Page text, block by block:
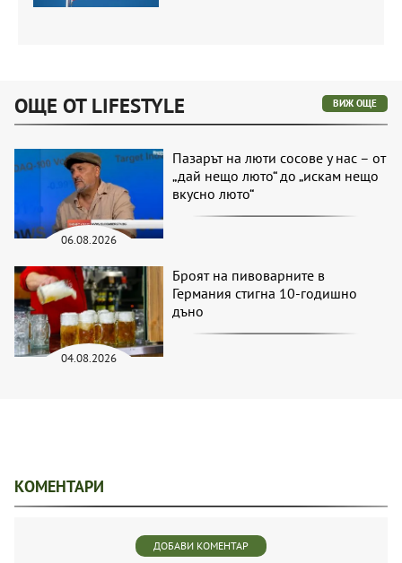
ОЩЕ ОТ LIFESTYLE ВИЖ ОЩЕ
06.08.2026
Пазарът на люти сосове у нас – от
„дай нещо люто“ до „искам нещо
вкусно люто“
04.08.2026
Броят на пивоварните в
Германия стигна 10-годишно
дъно
КОМЕНТАРИ
ДОБАВИ КОМЕНТАР